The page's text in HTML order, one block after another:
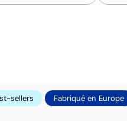
avec une plus
sellers Fabriqué en Europe